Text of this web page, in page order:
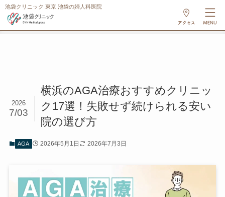
池袋クリニック 東京 池袋の婦人科医院
ホーム AGA
横浜のAGA治療おすすめクリニッ
ク17選！失敗せず続けられる安い
院の選び方
2026
7/03
AGA 2026年5月1日 2026年7月3日